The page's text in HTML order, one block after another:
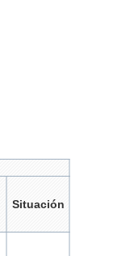
Situación